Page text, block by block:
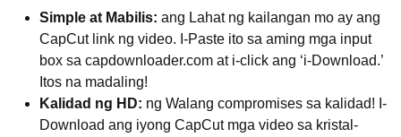
Simple at Mabilis: ang Lahat ng kailangan mo ay ang
CapCut link ng video. I-Paste ito sa aming mga input
box sa capdownloader.com at i-click ang ‘i-Download.’
Itos na madaling!
Kalidad ng HD: ng Walang compromises sa kalidad! I-
Download ang iyong CapCut mga video sa kristal-